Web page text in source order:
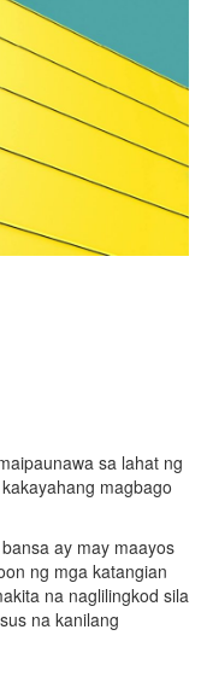
sa lahat ng
magbago
ay may maayos
ng mga katangian
na naglilingkod sila
na kanilang